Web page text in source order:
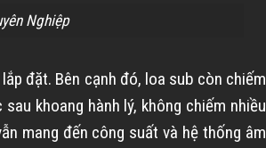
Nghiệp
đặt. Bên cạnh đó, loa sub còn chiếm
khoang hành lý, không chiếm nhiều
mang đến công suất và hệ thống âm